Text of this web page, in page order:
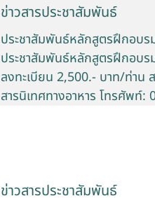
ข่าวสารประชาสัมพันธ์
ประชาสัมพันธ์หลักสูตรฝึกอบ
ประชาสัมพันธ์หลักสูตรฝึกอบ
ลงทะเบียน 2,500.- บาท/ท่าน
สารนิเทศทางอาหาร โทรศัพ
ข่าวสารประชาสัมพันธ์